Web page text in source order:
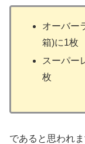
オーバー
箱)に1枚
スーパー
枚
であると思われま